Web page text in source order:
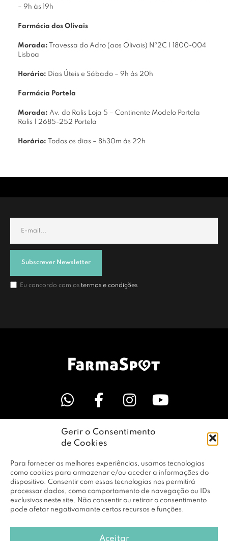
Gerir o Consentimento
de Cookies
Para fornecer as melhores experiências, usamos tecnologias
como cookies para armazenar e/ou aceder a informações do
dispositivo. Consentir com essas tecnologias nos permitirá
processar dados, como comportamento de navegação ou IDs
exclusivos neste site. Não consentir ou retirar o consentimento
pode afetar negativamante certos recursos e funções.
Aceitar
– 9h às 19h
Farmácia dos Olivais
Morada: Travessa do Adro (aos Olivais) Nº2C | 1800-004
Lisboa
Horário: Dias Úteis e Sábado – 9h às 20h
Farmácia Portela
Morada: Av. do Ralis Loja 5 – Continente Modelo Portela
Ralis | 2685-252 Portela
Horário: Todos os dias – 8h30m às 22h
Subscrever Newsletter
Eu concordo com os termos e condições
LINKS ÚTEIS
EMPRESA
PERFIL